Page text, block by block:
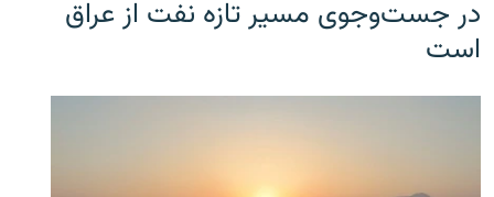
در جست‌وجوی مسیر تازه نفت از عراق
است